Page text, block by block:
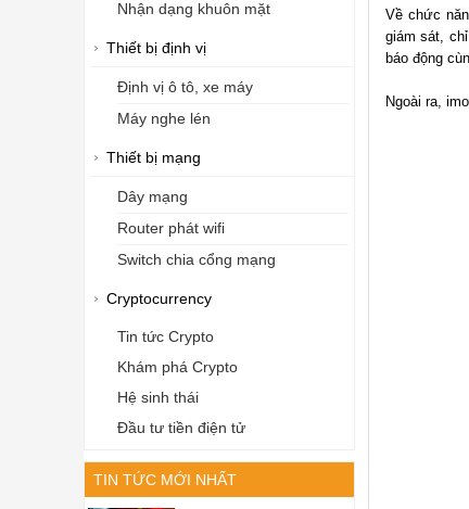
Nhận dạng khuôn mặt
Thiết bị định vị
Định vị ô tô, xe máy
Máy nghe lén
Thiết bị mạng
Dây mạng
Router phát wifi
Switch chia cổng mạng
Cryptocurrency
Tin tức Crypto
Khám phá Crypto
Hệ sinh thái
Đầu tư tiền điện tử
TIN TỨC MỚI NHẤT
Về chức
giám sát,
báo động
Ngoài ra,